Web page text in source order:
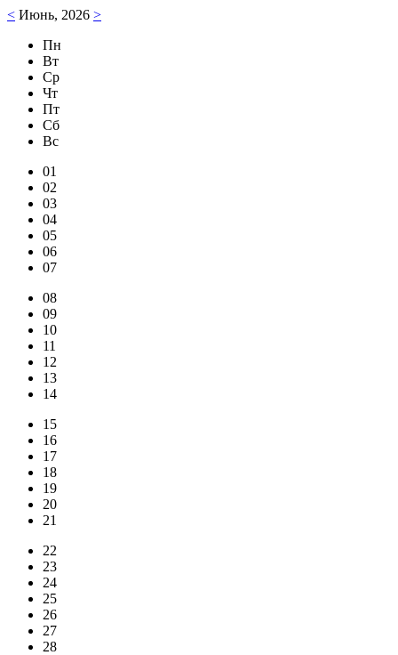
< Июнь, 2026 >
Пн
Вт
Ср
Чт
Пт
Сб
Вс
01
02
03
04
05
06
07
08
09
10
11
12
13
14
15
16
17
18
19
20
21
22
23
24
25
26
27
28